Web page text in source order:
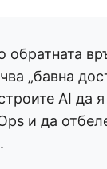
обратната
„бавна
AI да
и да